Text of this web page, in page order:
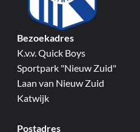
Bezoekadres
K.v.v. Quick Boys
Sportpark "Nieuw Zuid"
Laan van Nieuw Zuid
Katwijk
Postadres